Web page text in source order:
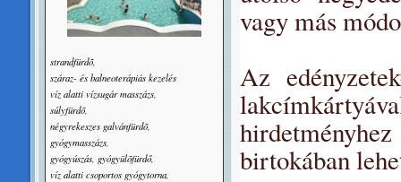
vagy más
Az
birtokában
strandfürdõ,
száraz- és balneoterápiás kezelés
víz alatti vízsugár masszázs,
súlyfürdõ,
négyrekeszes galvánfürdõ,
gyógymasszázs,
gyógyúszás, gyógyülõfürdő,
víz alatti csoportos gyógytorna,